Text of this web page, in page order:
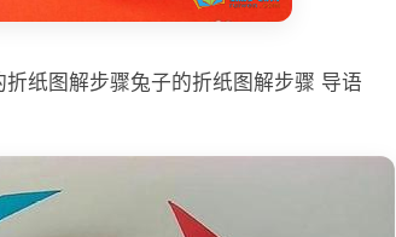
纸图解步骤兔子的折纸图解步骤 导语